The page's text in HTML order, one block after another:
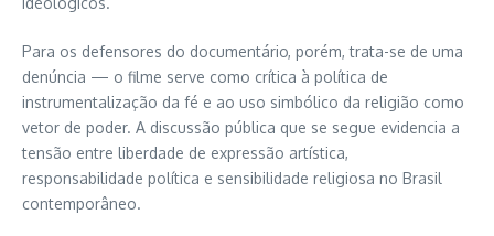
Para os defensores do documentário, porém, trata-se de uma
denúncia — o filme serve como crítica à política de
instrumentalização da fé e ao uso simbólico da religião como
vetor de poder. A discussão pública que se segue evidencia a
tensão entre liberdade de expressão artística,
responsabilidade política e sensibilidade religiosa no Brasil
contemporâneo.